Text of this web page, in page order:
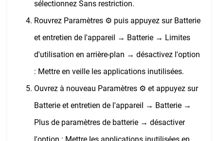
sélectionnez Sans restriction.
Rouvrez Paramètres ⚙︎ puis appuyez sur Batterie
et entretien de l'appareil → Batterie → Limites
d'utilisation en arrière-plan → désactivez l'option
: Mettre en veille les applications inutilisées.
Ouvrez à nouveau Paramètres ⚙︎ et appuyez sur
Batterie et entretien de l'appareil → Batterie →
Plus de paramètres de batterie → désactiver